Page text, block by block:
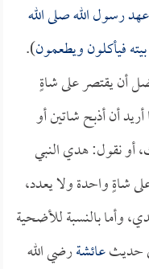
رسول الله صلى الله
فيأكلون ويطعمون).
أن يقتصر على شاةٍ
أن أذبح شاتين أو
أو نقول: هدي النبي
شاةٍ واحدة ولا يعدد،
وأما بالنسبة للأضحية
حديثعائشةرضي الله